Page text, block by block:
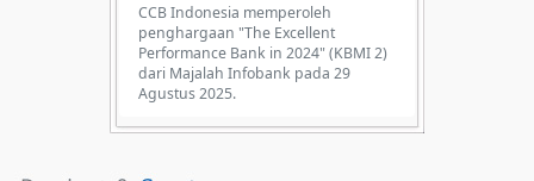
CCB Indonesia memperoleh
penghargaan "The Excellent
Performance Bank in 2024" (KBMI 2)
dari Majalah Infobank pada 29
Agustus 2025.